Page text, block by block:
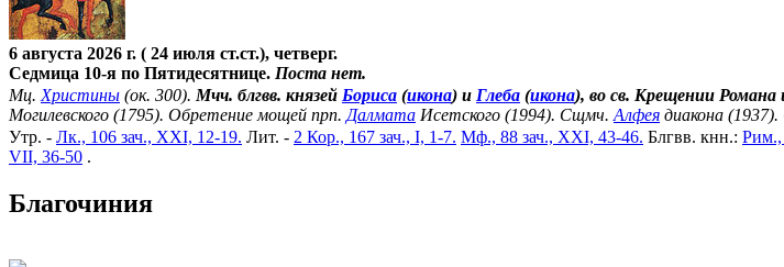
6 августа 2026 г. ( 24 июля ст.ст.), четверг.
Седмица 10-я по Пятидесятнице. Поста нет.
Мц. Христины (ок. 300). Мчч. блгвв. князей Бориса (икона) и Глеба (икона), во св. Крещении Романа
Могилевского (1795). Обретение мощей прп. Далмата Исетского (1994). Сщмч. Алфея диакона (1937).
Утр. - Лк., 106 зач., XXI, 12-19. Лит. - 2 Кор., 167 зач., I, 1-7. Мф., 88 зач., XXI, 43-46. Блгвв. кнн.: Рим.,
VII, 36-50 .
Благочиния